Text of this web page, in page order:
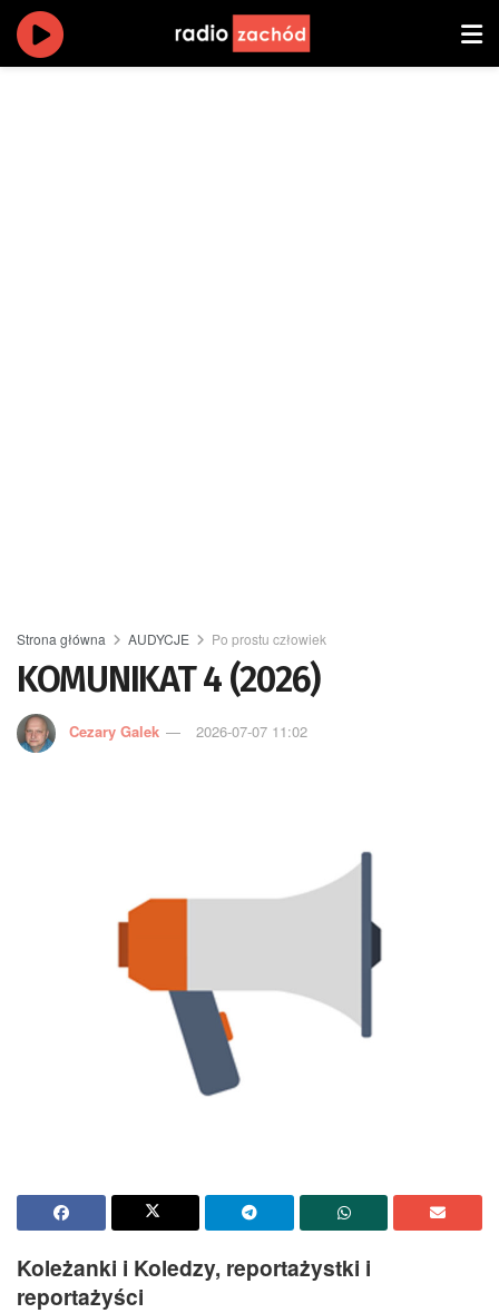
Strona główna AUDYCJE Po prostu człowiek
KOMUNIKAT 4 (2026)
Cezary Galek 2026-07-07 11:02
Koleżanki i Koledzy, reportażystki i
reportażyści